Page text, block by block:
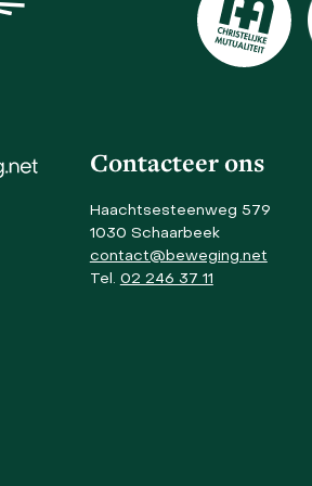
Contacteer ons
Haachtsesteenweg 579
1030 Schaarbeek
contact@beweging.net
Tel. 02 246 37 11